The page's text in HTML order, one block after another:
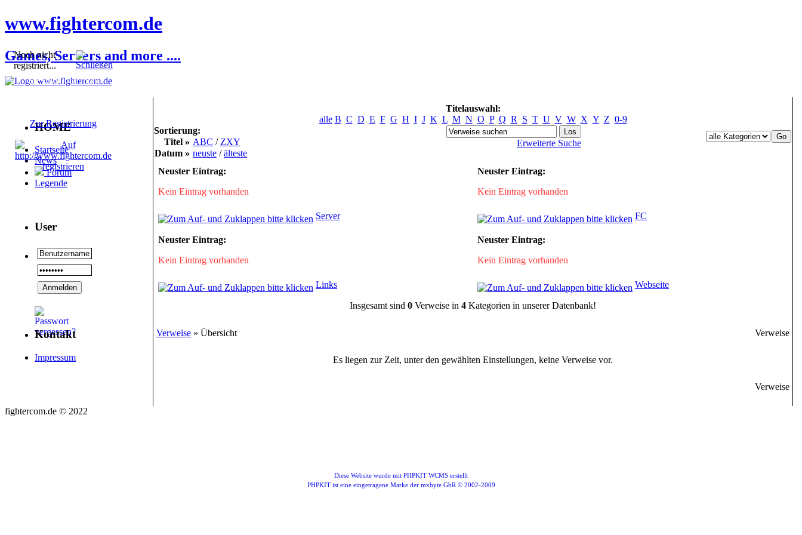
www.fightercom.de
Games, Servers and more ....
HOME
Startseite
News
Forum
Legende
User
Kontakt
Impressum
Titelauswahl:
alle B C D E F G H I J K L M N O P Q R S T U V W X Y Z 0-9
Sortierung:
Titel » ABC / ZXY
Datum » neuste /älteste
Erweiterte Suche
Neuster Eintrag:
Kein Eintrag vorhanden
Server
Neuster Eintrag:
Kein Eintrag vorhanden
FC
Neuster Eintrag:
Kein Eintrag vorhanden
Links
Neuster Eintrag:
Kein Eintrag vorhanden
Webseite
Insgesamt sind 0 Verweise in 4 Kategorien in unserer Datenbank!
Verweise » Übersicht Verweise
Es liegen zur Zeit, unter den gewählten Einstellungen, keine Verweise vor.
Verweise
fightercom.de © 2022
Noch nicht
registriert...
Sie sind noch nicht
Zur Registrierung
Diese Website wurde mit PHPKIT WCMS erstellt
PHPKIT ist eine eingetragene Marke der mxbyte GbR © 2002-2009